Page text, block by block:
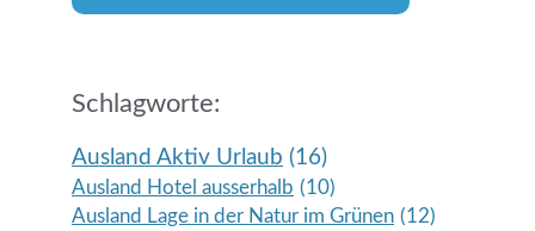
Schlagworte:
Ausland Aktiv Urlaub (16)
Ausland Hotel ausserhalb (10)
Ausland Lage in der Natur im Grünen (12)